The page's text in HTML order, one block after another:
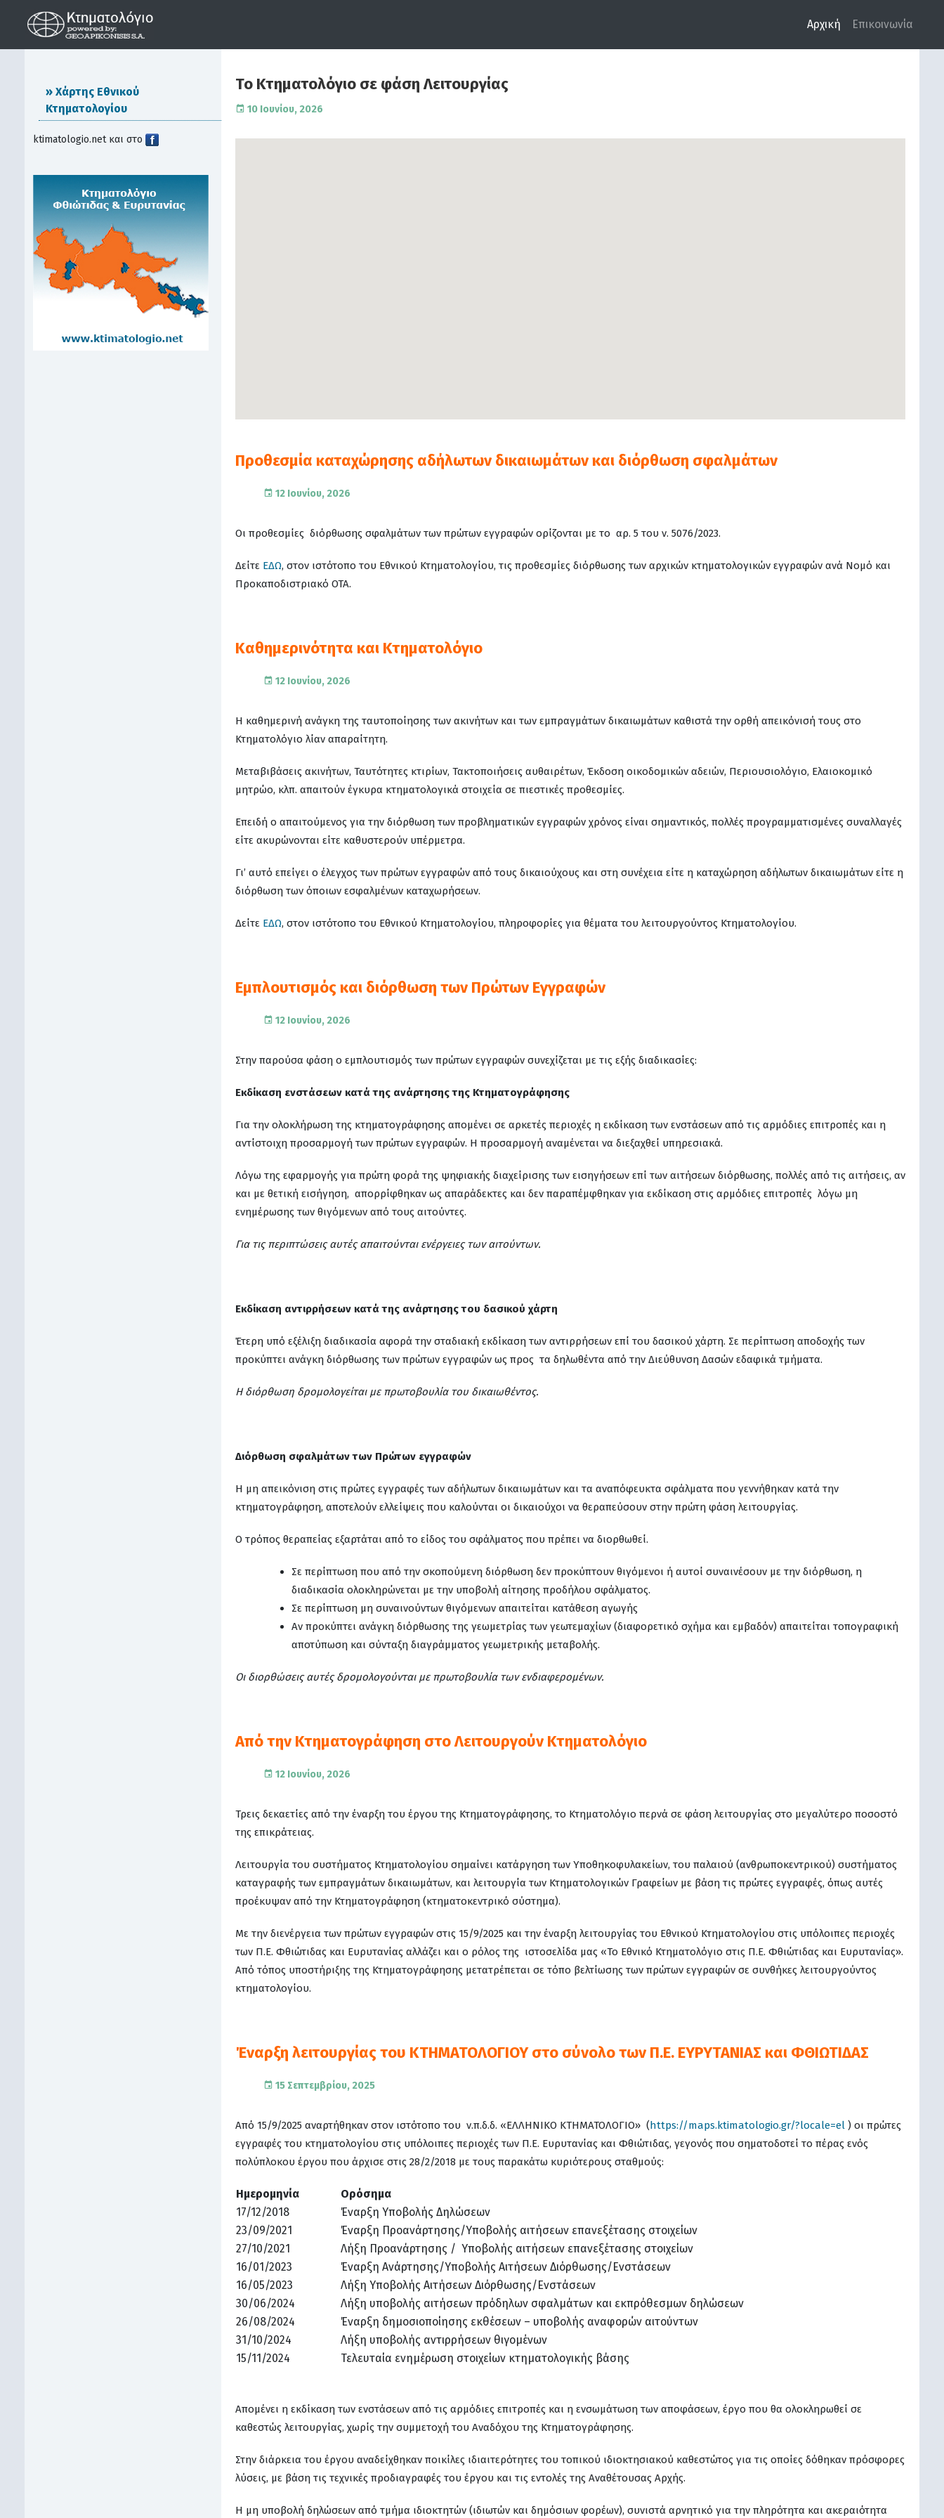
Αρχική Επικοινωνία
Χάρτης Εθνικού
Κτηματολογίου
ktimatologio.net και στο
Το Κτηματολόγιο σε φάση Λειτουργίας
10 Ιουνίου, 2026
Προθεσμία καταχώρησης αδήλωτων δικαιωμάτων και διόρθωση σφαλμάτων
12 Ιουνίου, 2026
Οι προθεσμίες διόρθωσης σφαλμάτων των πρώτων εγγραφών ορίζονται με το αρ. 5 του ν. 5076/2023.
Δείτε ΕΔΩ, στον ιστότοπο του Εθνικού Κτηματολογίου, τις προθεσμίες διόρθωσης των αρχικών κτηματολογικών εγγραφών ανά Νομό και
Προκαποδιστριακό ΟΤΑ.
Καθημερινότητα και Κτηματολόγιο
12 Ιουνίου, 2026
Η καθημερινή ανάγκη της ταυτοποίησης των ακινήτων και των εμπραγμάτων δικαιωμάτων καθιστά την ορθή απεικόνισή τους στο
Κτηματολόγιο λίαν απαραίτητη.
Μεταβιβάσεις ακινήτων, Ταυτότητες κτιρίων, Τακτοποιήσεις αυθαιρέτων, Έκδοση οικοδομικών αδειών, Περιουσιολόγιο, Ελαιοκομικό
μητρώο, κλπ. απαιτούν έγκυρα κτηματολογικά στοιχεία σε πιεστικές προθεσμίες.
Επειδή ο απαιτούμενος για την διόρθωση των προβληματικών εγγραφών χρόνος είναι σημαντικός, πολλές προγραμματισμένες συναλλαγές
είτε ακυρώνονται είτε καθυστερούν υπέρμετρα.
Γι’ αυτό επείγει ο έλεγχος των πρώτων εγγραφών από τους δικαιούχους και στη συνέχεια είτε η καταχώρηση αδήλωτων δικαιωμάτων είτε η
διόρθωση των όποιων εσφαλμένων καταχωρήσεων.
Δείτε ΕΔΩ, στον ιστότοπο του Εθνικού Κτηματολογίου, πληροφορίες για θέματα του λειτουργούντος Κτηματολογίου.
Εμπλουτισμός και διόρθωση των Πρώτων Εγγραφών
12 Ιουνίου, 2026
Στην παρούσα φάση ο εμπλουτισμός των πρώτων εγγραφών συνεχίζεται με τις εξής διαδικασίες:
Εκδίκαση ενστάσεων κατά της ανάρτησης της Κτηματογράφησης
Για την ολοκλήρωση της κτηματογράφησης απομένει σε αρκετές περιοχές η εκδίκαση των ενστάσεων από τις αρμόδιες επιτροπές και η
αντίστοιχη προσαρμογή των πρώτων εγγραφών. Η προσαρμογή αναμένεται να διεξαχθεί υπηρεσιακά.
Λόγω της εφαρμογής για πρώτη φορά της ψηφιακής διαχείρισης των εισηγήσεων επί των αιτήσεων διόρθωσης, πολλές από τις αιτήσεις, αν
και με θετική εισήγηση, απορρίφθηκαν ως απαράδεκτες και δεν παραπέμφθηκαν για εκδίκαση στις αρμόδιες επιτροπές λόγω μη
ενημέρωσης των θιγόμενων από τους αιτούντες.
Για τις περιπτώσεις αυτές απαιτούνται ενέργειες των αιτούντων.
Εκδίκαση αντιρρήσεων κατά της ανάρτησης του δασικού χάρτη
Έτερη υπό εξέλιξη διαδικασία αφορά την σταδιακή εκδίκαση των αντιρρήσεων επί του δασικού χάρτη. Σε περίπτωση αποδοχής των
προκύπτει ανάγκη διόρθωσης των πρώτων εγγραφών ως προς τα δηλωθέντα από την Διεύθυνση Δασών εδαφικά τμήματα.
Η διόρθωση δρομολογείται με πρωτοβουλία του δικαιωθέντος.
Διόρθωση σφαλμάτων των Πρώτων εγγραφών
Η μη απεικόνιση στις πρώτες εγγραφές των αδήλωτων δικαιωμάτων και τα αναπόφευκτα σφάλματα που γεννήθηκαν κατά την
κτηματογράφηση, αποτελούν ελλείψεις που καλούνται οι δικαιούχοι να θεραπεύσουν στην πρώτη φάση λειτουργίας.
Ο τρόπος θεραπείας εξαρτάται από το είδος του σφάλματος που πρέπει να διορθωθεί.
Σε περίπτωση που από την σκοπούμενη διόρθωση δεν προκύπτουν θιγόμενοι ή αυτοί συναινέσουν με την διόρθωση, η
διαδικασία ολοκληρώνεται με την υποβολή αίτησης προδήλου σφάλματος.
Σε περίπτωση μη συναινούντων θιγόμενων απαιτείται κατάθεση αγωγής
Αν προκύπτει ανάγκη διόρθωσης της γεωμετρίας των γεωτεμαχίων (διαφορετικό σχήμα και εμβαδόν) απαιτείται τοπογραφική
αποτύπωση και σύνταξη διαγράμματος γεωμετρικής μεταβολής.
Οι διορθώσεις αυτές δρομολογούνται με πρωτοβουλία των ενδιαφερομένων.
Από την Κτηματογράφηση στο Λειτουργούν Κτηματολόγιο
12 Ιουνίου, 2026
Τρεις δεκαετίες από την έναρξη του έργου της Κτηματογράφησης, το Κτηματολόγιο περνά σε φάση λειτουργίας στο μεγαλύτερο ποσοστό
της επικράτειας.
Λειτουργία του συστήματος Κτηματολογίου σημαίνει κατάργηση των Υποθηκοφυλακείων, του παλαιού (ανθρωποκεντρικού) συστήματος
καταγραφής των εμπραγμάτων δικαιωμάτων, και λειτουργία των Κτηματολογικών Γραφείων με βάση τις πρώτες εγγραφές, όπως αυτές
προέκυψαν από την Κτηματογράφηση (κτηματοκεντρικό σύστημα).
Με την διενέργεια των πρώτων εγγραφών στις 15/9/2025 και την έναρξη λειτουργίας του Εθνικού Κτηματολογίου στις υπόλοιπες περιοχές
των Π.Ε. Φθιώτιδας και Ευρυτανίας αλλάζει και ο ρόλος της ιστοσελίδα μας «Το Εθνικό Κτηματολόγιο στις Π.Ε. Φθιώτιδας και Ευρυτανίας».
Από τόπος υποστήριξης της Κτηματογράφησης μετατρέπεται σε τόπο βελτίωσης των πρώτων εγγραφών σε συνθήκες λειτουργούντος
κτηματολογίου.
Έναρξη λειτουργίας του ΚΤΗΜΑΤΟΛΟΓΙΟΥ στο σύνολο των Π.Ε. ΕΥΡΥΤΑΝΙΑΣ και ΦΘΙΩΤΙΔΑΣ
15 Σεπτεμβρίου, 2025
Από 15/9/2025 αναρτήθηκαν στον ιστότοπο του ν.π.δ.δ. «ΕΛΛΗΝΙΚΟ ΚΤΗΜΑΤΟΛΟΓΙΟ» (https://maps.ktimatologio.gr/?locale=el ) οι πρώτες
εγγραφές του κτηματολογίου στις υπόλοιπες περιοχές των Π.Ε. Ευρυτανίας και Φθιώτιδας, γεγονός που σηματοδοτεί το πέρας ενός
πολύπλοκου έργου που άρχισε στις 28/2/2018 με τους παρακάτω κυριότερους σταθμούς:
Ημερομηνία
Ορόσημα
17/12/2018
Έναρξη Υποβολής Δηλώσεων
23/09/2021
Έναρξη Προανάρτησης/Υποβολής αιτήσεων επανεξέτασης στοιχείων
27/10/2021
Λήξη Προανάρτησης / Υποβολής αιτήσεων επανεξέτασης στοιχείων
16/01/2023
Έναρξη Ανάρτησης/Υποβολής Αιτήσεων Διόρθωσης/Ενστάσεων
16/05/2023
Λήξη Υποβολής Αιτήσεων Διόρθωσης/Ενστάσεων
30/06/2024
Λήξη υποβολής αιτήσεων πρόδηλων σφαλμάτων και εκπρόθεσμων δηλώσεων
26/08/2024
Έναρξη δημοσιοποίησης εκθέσεων – υποβολής αναφορών αιτούντων
31/10/2024
Λήξη υποβολής αντιρρήσεων θιγομένων
15/11/2024
Τελευταία ενημέρωση στοιχείων κτηματολογικής βάσης
Απομένει η εκδίκαση των ενστάσεων από τις αρμόδιες επιτροπές και η ενσωμάτωση των αποφάσεων, έργο που θα ολοκληρωθεί σε
καθεστώς λειτουργίας, χωρίς την συμμετοχή του Αναδόχου της Κτηματογράφησης.
Στην διάρκεια του έργου αναδείχθηκαν ποικίλες ιδιαιτερότητες του τοπικού ιδιοκτησιακού καθεστώτος για τις οποίες δόθηκαν πρόσφορες
λύσεις, με βάση τις τεχνικές προδιαγραφές του έργου και τις εντολές της Αναθέτουσας Αρχής.
Η μη υποβολή δηλώσεων από τμήμα ιδιοκτητών (ιδιωτών και δημόσιων φορέων), συνιστά αρνητικό για την πληρότητα και ακεραιότητα